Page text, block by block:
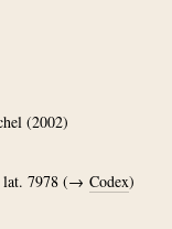
(2002)
lat. 7978 (→ Codex)